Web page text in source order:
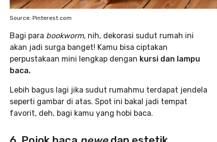
Source: Pinterest.com
Bagi para bookworm, nih, dekorasi sudut rumah ini
akan jadi surga banget! Kamu bisa ciptakan
perpustakaan mini lengkap dengan kursi dan lampu
baca.
Lebih bagus lagi jika sudut rumahmu terdapat jendela
seperti gambar di atas. Spot ini bakal jadi tempat
favorit, deh, bagi kamu yang hobi baca.